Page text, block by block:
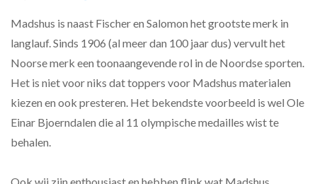
Madshus is naast Fischer en Salomon het grootste merk in
langlauf. Sinds 1906 (al meer dan 100 jaar dus) vervult het
Noorse merk een toonaangevende rol in de Noordse sporten.
Het is niet voor niks dat toppers voor Madshus materialen
kiezen en ook presteren. Het bekendste voorbeeld is wel Ole
Einar Bjoerndalen die al 11 olympische medailles wist te
behalen.
Ook wij zijn enthousiast en hebben flink wat Madshus